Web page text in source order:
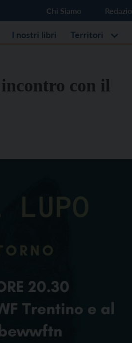
Chi Siamo
I nostri libri Territori
incontro con il